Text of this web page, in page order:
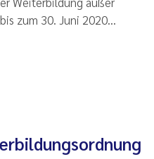
zum 30. Juni 2020…